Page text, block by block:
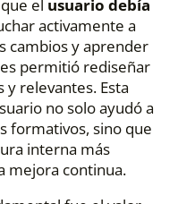
el usuario debía
activamente a
cambios y aprender
permitió rediseñar
y relevantes. Esta
no solo ayudó a
formativos, sino que
interna más
mejora continua.